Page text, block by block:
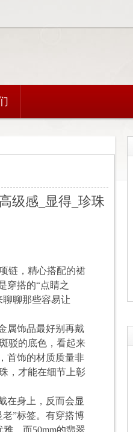
级感_显得_珍珠
链，精心搭配的裙
穿搭的“点睛之
聊那些容易让
属饰品最好别再戴
驳的底色，看起来
首饰的材质质量非
，才能在细节上彰
在身上，反而会显
”标签。有穿搭博
，而50mm的翡翠